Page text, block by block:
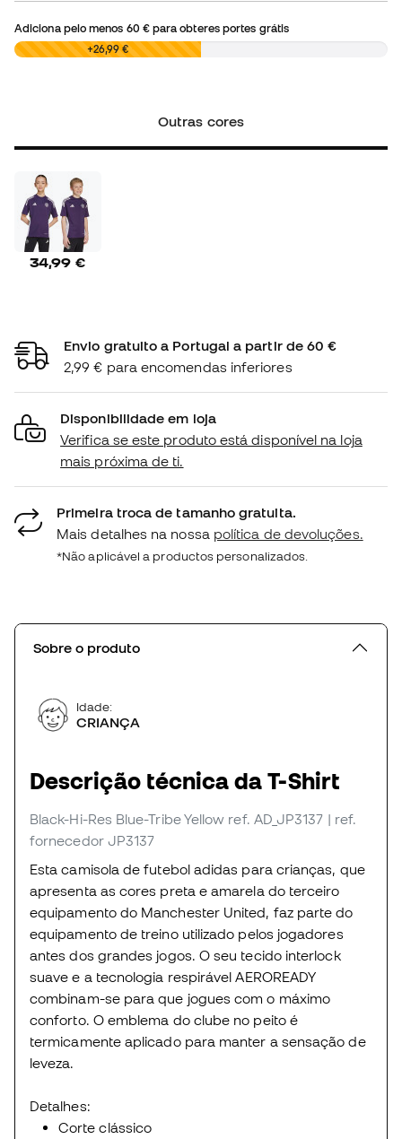
Adiciona pelo menos 60 €para obteres portes grátis
0,00 € +26,99 €
Outras cores
34,99 €
Envio gratuito a Portugal a partir de 60 €
2,99 € para encomendas inferiores
Disponibilidade em loja
Verifica se este produto está disponível na loja
mais próxima de ti.
Primeira troca de tamanho gratuita.
Mais detalhes na nossa política de devoluções.
*Não aplicável a productos personalizados.
Sobre o produto
Idade:
CRIANÇA
Descrição técnica da T-Shirt
Black-Hi-Res Blue-Tribe Yellow ref. AD_JP3137 | ref.
fornecedor JP3137
Esta camisola de futebol adidas para crianças, que
apresenta as cores preta e amarela do terceiro
equipamento do Manchester United, faz parte do
equipamento de treino utilizado pelos jogadores
antes dos grandes jogos. O seu tecido interlock
suave e a tecnologia respirável AEROREADY
combinam-se para que jogues com o máximo
conforto. O emblema do clube no peito é
termicamente aplicado para manter a sensação de
leveza.
Detalhes:
Corte clássico